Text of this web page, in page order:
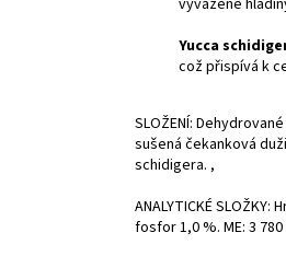
Yucca
což přispívá k
SLOŽENÍ:
sušená čekanková
schidigera. ,
ANALYTICKÉ
fosfor 1,0 %. ME: 3